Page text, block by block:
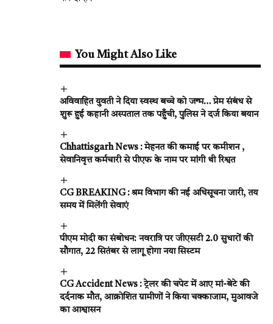
You Might Also Like
अविवाहित युवती ने दिया स्वस्थ बच्चे को जन्म… प्रेम संबंध से
शुरू हुई कहानी अस्पताल तक पहुँची, पुलिस ने दर्ज किया बयान
Chhattisgarh News : मेहनत की कमाई पर कमीशन ,
सेवानिवृत्त कर्मचारी से पीएफ के नाम पर मांगी थी रिश्वत
CG BREAKING : श्रम विभाग की नई अधिसूचना जारी, तय
समय में मिलेंगी सेवाएं
पीएम मोदी का संबोधन: नवरात्रि पर जीएसटी 2.0 सुधारों की
सौगात, 22 सितंबर से लागू होगा नया सिस्टम
CG Accident News : ट्रेलर की चपेट में आए मां-बेटे की
दर्दनाक मौत, आक्रोशित ग्रामीणों ने किया चक्काजाम, मुआवजे
का आश्वासन